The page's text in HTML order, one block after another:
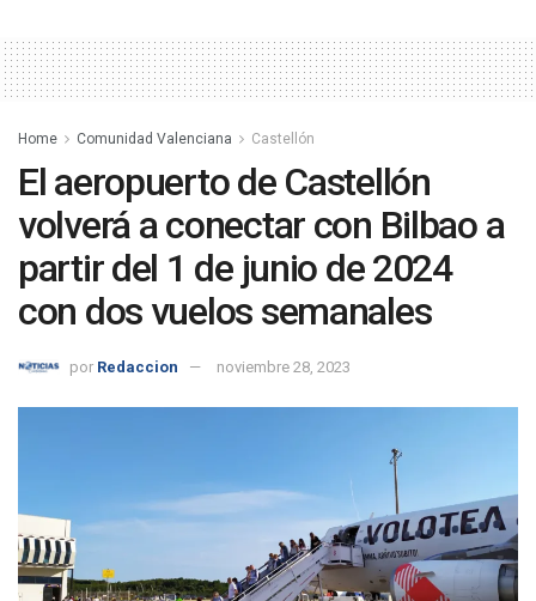
Home Comunidad Valenciana Castellón
El aeropuerto de Castellón
volverá a conectar con Bilbao a
partir del 1 de junio de 2024
con dos vuelos semanales
por Redaccion noviembre 28, 2023